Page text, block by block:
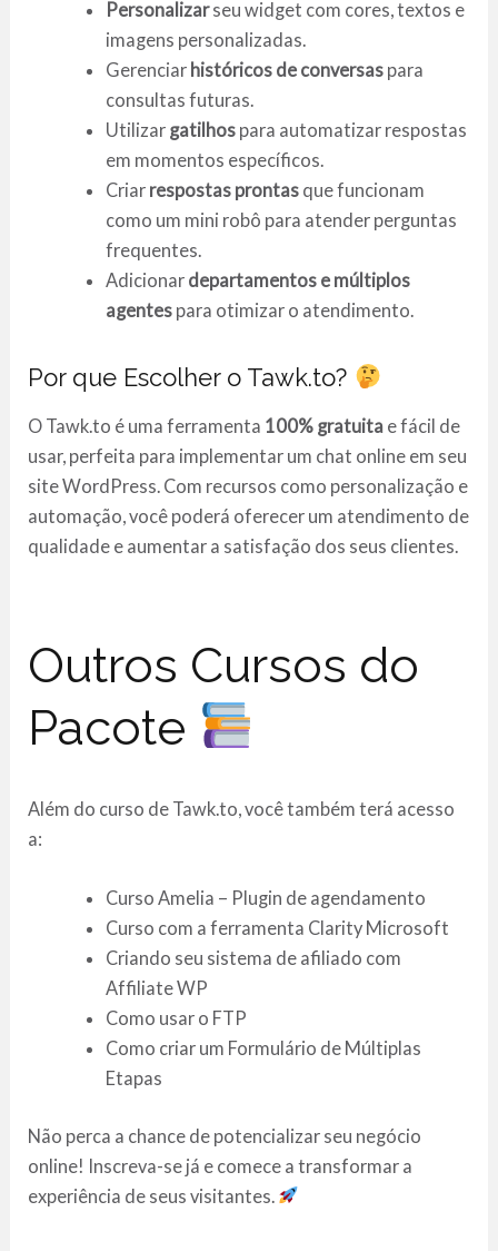
Personalizarseu widget com cores, textos e
imagens personalizadas.
Gerenciar históricos de conversaspara
consultas futuras.
Utilizar gatilhospara automatizar respostas
em momentos específicos.
Criar respostas prontasque funcionam
como um mini robô para atender perguntas
frequentes.
Adicionar departamentos e múltiplos
agentespara otimizar o atendimento.
Por que Escolher o Tawk.to?
O Tawk.to é uma ferramenta 100% gratuita e fácil de
usar, perfeita para implementar um chat online em seu
site WordPress. Com recursos como personalização e
automação, você poderá oferecer um atendimento de
qualidade e aumentar a satisfação dos seus clientes.
Outros Cursos do
Pacote
Além do curso de Tawk.to, você também terá acesso
a:
Curso Amelia – Plugin de agendamento
Curso com a ferramenta Clarity Microsoft
Criando seu sistema de afiliado com
Affiliate WP
Como usar o FTP
Como criar um Formulário de Múltiplas
Etapas
Não perca a chance de potencializar seu negócio
online! Inscreva-se já e comece a transformar a
experiência de seus visitantes.